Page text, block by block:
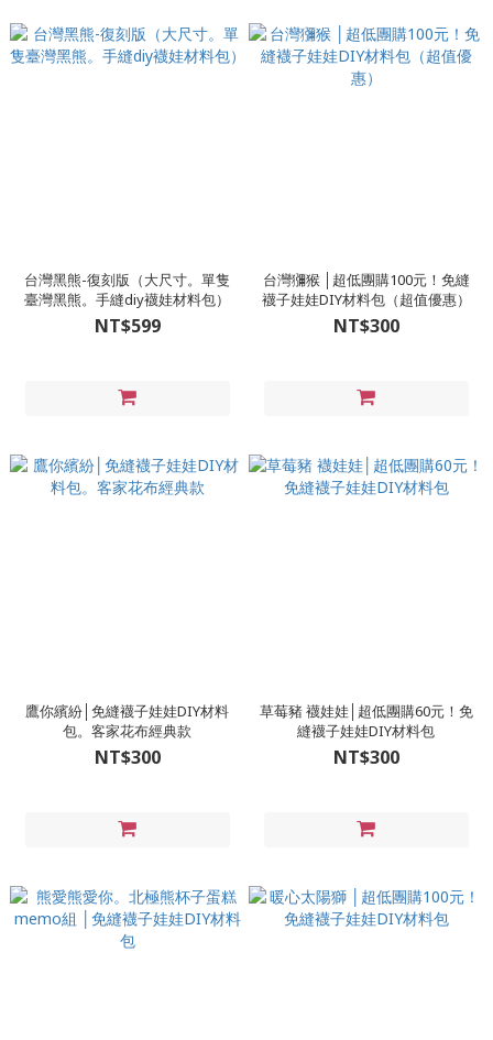
台灣黑熊-復刻版（大尺寸。單隻
臺灣黑熊。手縫diy襪娃材料包）
NT$599
台灣獼猴 │超低團購100元！免縫
襪子娃娃DIY材料包（超值優惠）
NT$300
鷹你繽紛│免縫襪子娃娃DIY材料
包。客家花布經典款
NT$300
草莓豬 襪娃娃│超低團購60元！免
縫襪子娃娃DIY材料包
NT$300